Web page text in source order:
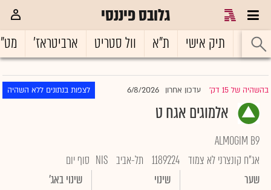
גלובס פיננסי
ראשי תיק אישי ת"א וול סטריט ארביטראז'
בהשהיה של 15 דק' |עדכון אחרון 6/8/2026 לצפות בנתונים ללא השהיה
אלמוגים אגח ט
ALMOGIM B9
אג"ח קונצרני לא צמוד 1189224 תל-אביב NIS סוף יום
שער
שינוי שינוי באג'